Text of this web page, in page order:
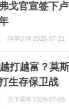
戈官宣签下
浮萍足球 2026-07-21
越打越富？莫
生存保卫战
天下霸奇 2026-07-06